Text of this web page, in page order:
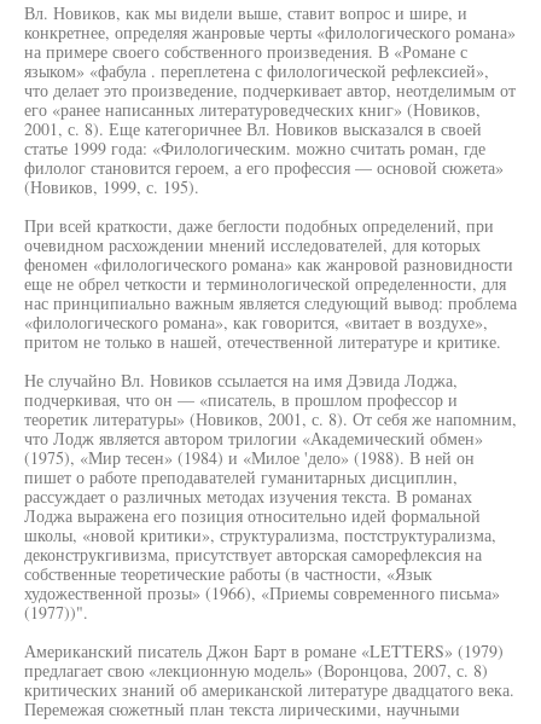
Вл. Новиков, как мы видели выше, ставит вопрос и шире, и
конкретнее, определяя жанровые черты «филологического романа»
на примере своего собственного произведения. В «Романе с
языком» «фабула . переплетена с филологической рефлексией»,
что делает это произведение, подчеркивает автор, неотделимым от
его «ранее написанных литературоведческих книг» (Новиков,
2001, с. 8). Еще категоричнее Вл. Новиков высказался в своей
статье 1999 года: «Филологическим. можно считать роман, где
филолог становится героем, а его профессия — основой сюжета»
(Новиков, 1999, с. 195).
При всей краткости, даже беглости подобных определений, при
очевидном расхождении мнений исследователей, для которых
феномен «филологического романа» как жанровой разновидности
еще не обрел четкости и терминологической определенности, для
нас принципиально важным является следующий вывод: проблема
«филологического романа», как говорится, «витает в воздухе»,
притом не только в нашей, отечественной литературе и критике.
Не случайно Вл. Новиков ссылается на имя Дэвида Лоджа,
подчеркивая, что он — «писатель, в прошлом профессор и
теоретик литературы» (Новиков, 2001, с. 8). От себя же напомним,
что Лодж является автором трилогии «Академический обмен»
(1975), «Мир тесен» (1984) и «Милое 'дело» (1988). В ней он
пишет о работе преподавателей гуманитарных дисциплин,
рассуждает о различных методах изучения текста. В романах
Лоджа выражена его позиция относительно идей формальной
школы, «новой критики», структурализма, постструктурализма,
деконструкгивизма, присутствует авторская саморефлексия на
собственные теоретические работы (в частности, «Язык
художественной прозы» (1966), «Приемы современного письма»
(1977))".
Американский писатель Джон Барт в романе «LETTERS» (1979)
предлагает свою «лекционную модель» (Воронцова, 2007, с. 8)
критических знаний об американской литературе двадцатого века.
Перемежая сюжетный план текста лирическими, научными